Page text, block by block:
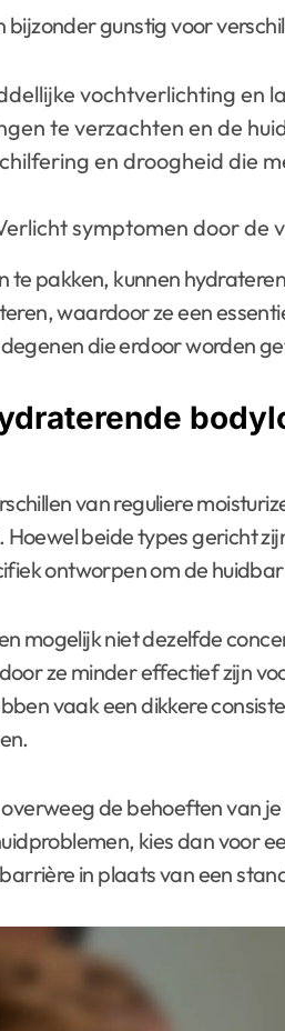
bijzonder gunstig voor
vochtverlichting en
te verzachten en de
en droogheid die
symptomen door de
te pakken, kunnen
waardoor ze een
die erdoor worden
van reguliere
beide types gericht
ontworpen om de
mogelijk niet dezelfde
ze minder effectief zijn
vaak een dikkere
de behoeften van
kies dan voor
in plaats van een